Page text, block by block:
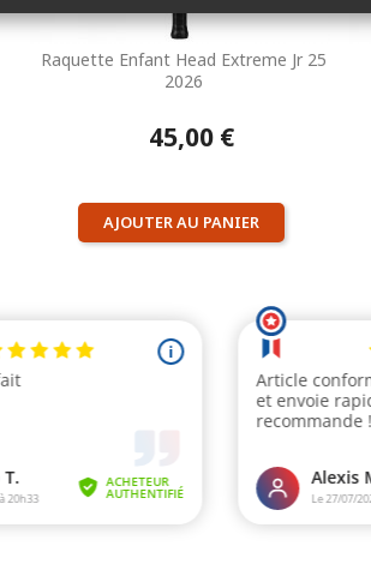
Raquette Enfant Head Extreme Jr 25
2026
45,00 €
AJOUTER AU PANIER